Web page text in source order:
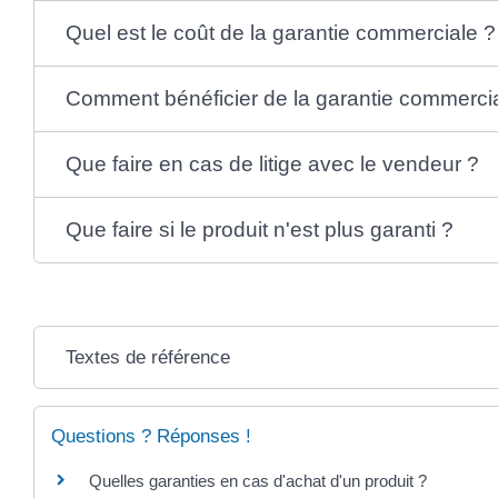
Quel est le coût de la garantie commerciale ?
Comment bénéficier de la garantie
Que faire en cas de litige avec le vendeur ?
Que faire si le produit n'est plus garanti ?
Textes de référence
Questions ? Réponses !
Quelles garanties en cas d'achat d'un produit ?